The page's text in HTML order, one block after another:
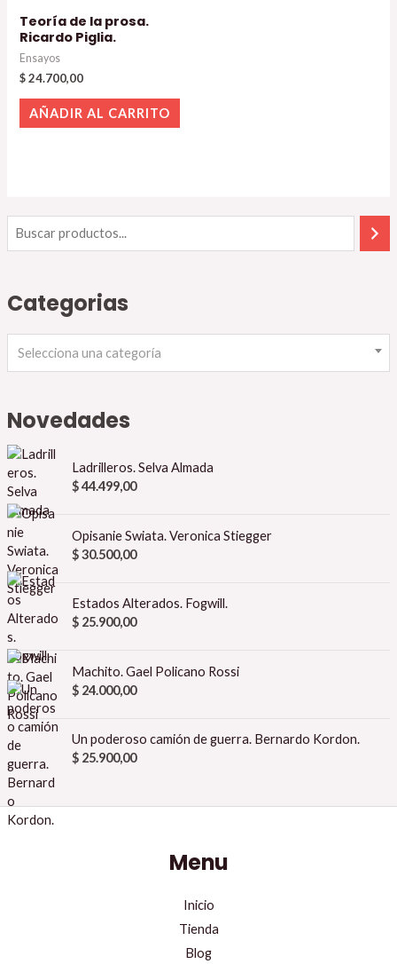
Categorias
Selecciona una categoría
Novedades
Ladrilleros. Selva Almada
$44.499,00
Opisanie Swiata. Veronica Stiegger
$30.500,00
Estados Alterados. Fogwill.
$25.900,00
Machito. Gael Policano Rossi
$24.000,00
Un poderoso camión de guerra. Bernardo Kordon.
$25.900,00
Teoría de la prosa.
Ricardo Piglia.
Ensayos
$24.700,00
AÑADIR AL CARRITO
Menu
Inicio
Tienda
Blog